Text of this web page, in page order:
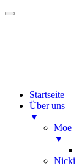
Startseite
Über uns
▼
Moe
▼
Nicki